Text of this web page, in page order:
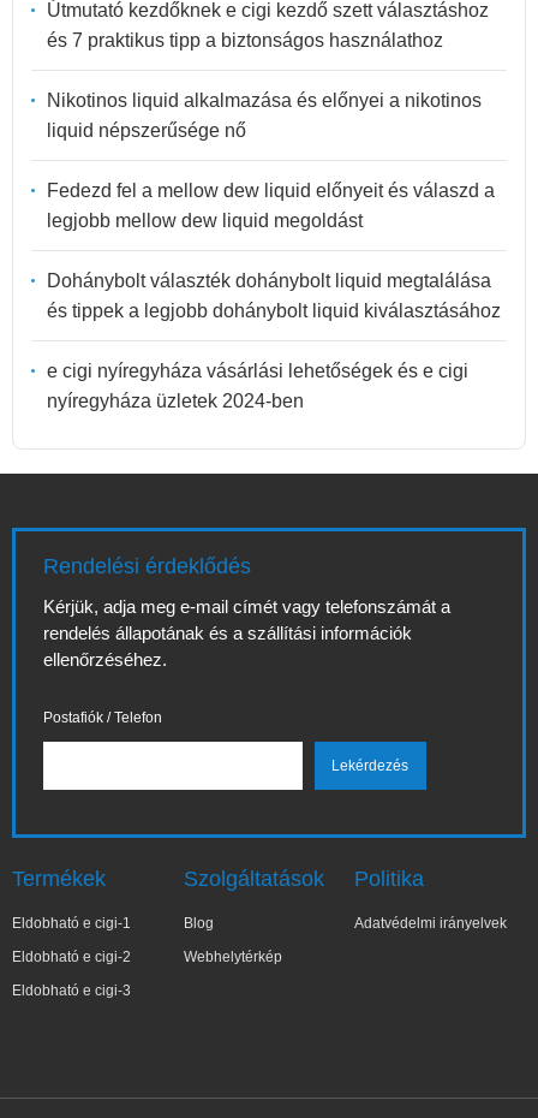
Útmutató kezdőknek e cigi kezdő szett választáshoz
és 7 praktikus tipp a biztonságos használathoz
Nikotinos liquid alkalmazása és előnyei a nikotinos
liquid népszerűsége nő
Fedezd fel a mellow dew liquid előnyeit és válaszd a
legjobb mellow dew liquid megoldást
Dohánybolt választék dohánybolt liquid megtalálása
és tippek a legjobb dohánybolt liquid kiválasztásához
e cigi nyíregyháza vásárlási lehetőségek és e cigi
nyíregyháza üzletek 2024-ben
Rendelési érdeklődés
Kérjük, adja meg e-mail címét vagy telefonszámát a
rendelés állapotának és a szállítási információk
ellenőrzéséhez.
Postafiók / Telefon
Termékek
Eldobható e cigi-1
Eldobható e cigi-2
Eldobható e cigi-3
Szolgáltatások
Blog
Webhelytérkép
Politika
Adatvédelmi irányelvek